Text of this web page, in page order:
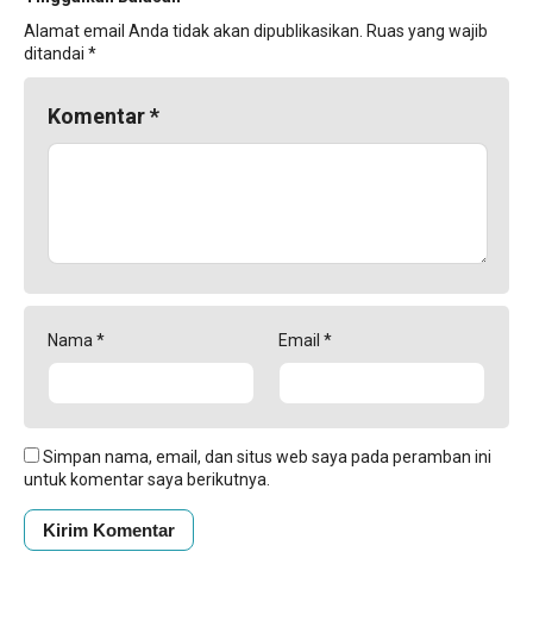
Alamat email Anda tidak akan dipublikasikan. Ruas yang wajib
ditandai *
Komentar*
Nama* Email *
Simpan nama, email, dan situs web saya pada peramban ini
untuk komentar saya berikutnya.